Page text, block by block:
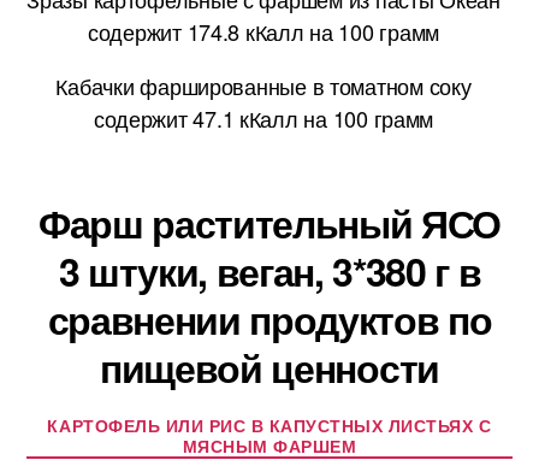
содержит 174.8 кКалл на 100 грамм
Кабачки фаршированные в томатном соку
содержит 47.1 кКалл на 100 грамм
Фарш растительный ЯСО
3 штуки, веган, 3*380 г в
сравнении продуктов по
пищевой ценности
КАРТОФЕЛЬ ИЛИ РИС В КАПУСТНЫХ ЛИСТЬЯХ С
МЯСНЫМ ФАРШЕМ